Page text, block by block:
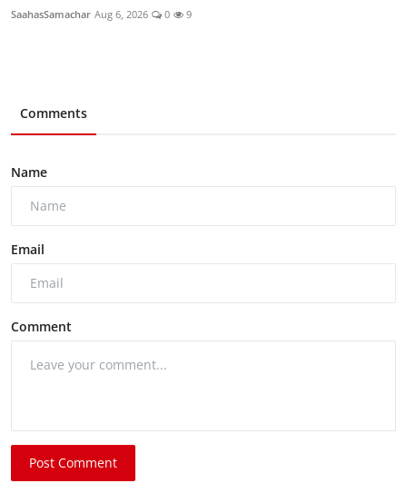
SaahasSamachar Aug 6, 2026 0 9
Comments
Name
Email
Comment
Post Comment